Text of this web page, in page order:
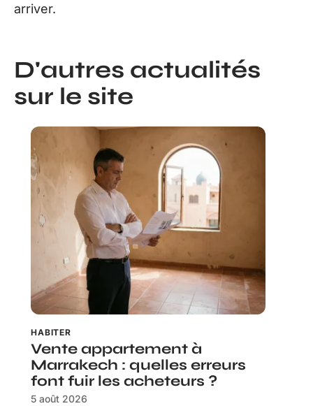
arriver.
D'autres actualités
sur le site
HABITER
Vente appartement à
Marrakech : quelles erreurs
font fuir les acheteurs ?
5 août 2026